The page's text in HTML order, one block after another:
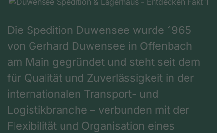
Die Spedition Duwensee wurde 1965
von Gerhard Duwensee in Offenbach
am Main gegründet und steht seit dem
für Qualität und Zuverlässigkeit in der
internationalen Transport- und
Logistikbranche – verbunden mit der
Flexibilität und Organisation eines